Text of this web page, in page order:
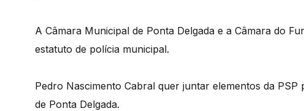
A Câmara Municipal de Ponta Delgada e a Câmara do
estatuto de polícia municipal.
Pedro Nascimento Cabral quer juntar elementos da
de Ponta Delgada.